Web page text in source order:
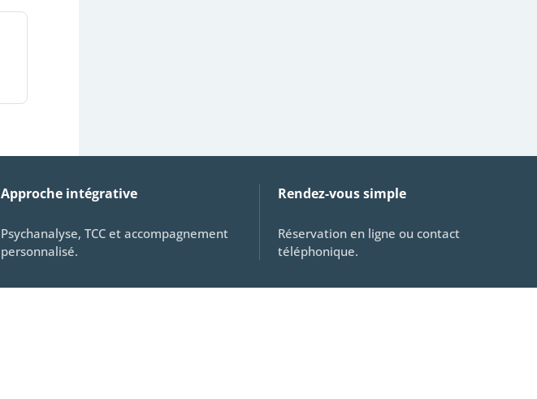
Approche intégrative
Psychanalyse, TCC et accompagnement
personnalisé.
Rendez-vous simple
Réservation en ligne ou contact
téléphonique.